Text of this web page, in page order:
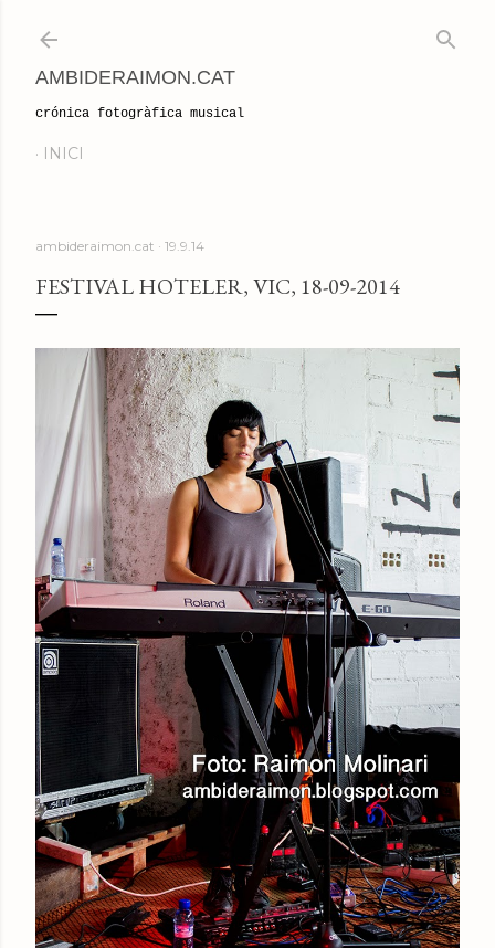
AMBIDERAIMON.CAT
crónica fotogràfica musical
INICI
ambideraimon.cat 19.9.14
FESTIVAL HOTELER, VIC, 18-09-2014